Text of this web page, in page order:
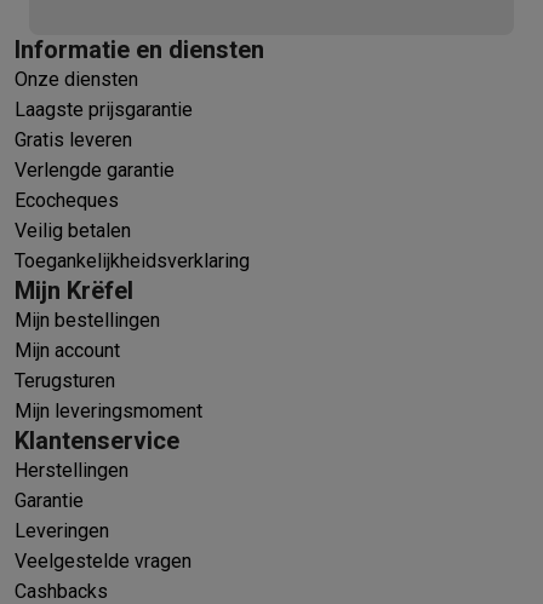
Informatie en diensten
Onze diensten
Laagste prijsgarantie
Gratis leveren
Verlengde garantie
Ecocheques
Veilig betalen
Toegankelijkheidsverklaring
Mijn Krëfel
Mijn bestellingen
Mijn account
Terugsturen
Mijn leveringsmoment
Klantenservice
Herstellingen
Garantie
Leveringen
Veelgestelde vragen
Cashbacks